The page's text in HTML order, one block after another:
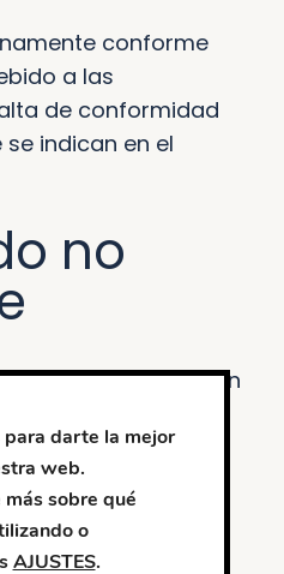
conforme
a las
de conformidad
indican en el
no
a continuación
siguiente:
darte la mejor
web.
sobre qué
o
AJUSTES.